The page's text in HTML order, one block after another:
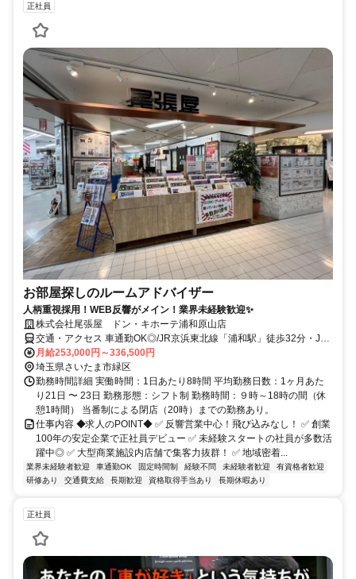
正社員
お部屋探しのルームアドバイザー
人柄重視採用！WEB反響がメイン！業界未経験歓迎✨
株式会社尾張屋 ドン・キホーテ浦和原山店
交通・アクセス 車通勤OK◎/JR京浜東北線「浦和駅」徒歩32分・JR
京浜東北線「浦和駅」東口1番乗場より「原山3丁目」バス停下車徒歩
3分・JR武蔵野線「東浦和駅」浦和駅東口行バス15分「原山3丁目」
バス停下車徒歩2分
月給253,000円～336,500円
埼玉県さいたま市緑区
勤務時間詳細 実働時間：1日あたり8時間 平均勤務日数：1ヶ月あた
り21日 〜 23日 勤務形態：シフト制 勤務時間：９時～18時の間（休
憩1時間） 当番制による閉店（20時）までの勤務あり。
仕事内容 ◆求人のPOINT◆ ✅ 反響営業中心！飛び込みなし！ ✅ 創業
100年の安定企業で正社員デビュー ✅ 未経験スタートの社員が多数活
躍中◎ ✅ 大型商業施設内店舗で集客力抜群！ ✅ 地域密着...
業界未経験者歓迎 車通勤OK 固定時間制 経験不問 未経験者歓迎
有資格者歓迎
研修あり
交通費支給 長期歓迎 資格取得手当あり 長期休暇あり
正社員